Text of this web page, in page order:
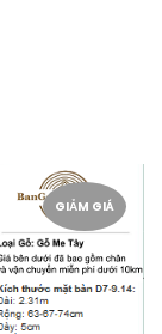
GIẢM GIÁ